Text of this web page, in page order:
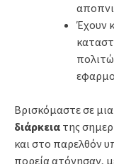
Έχουν
Βρισκόμαστε σε
διάρκεια της
και στο παρελθόν
πορεία ατόνησαν,